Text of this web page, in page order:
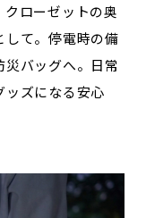
ローゼットの奥
して。停電時の備
バッグへ。日常
ッズになる安心